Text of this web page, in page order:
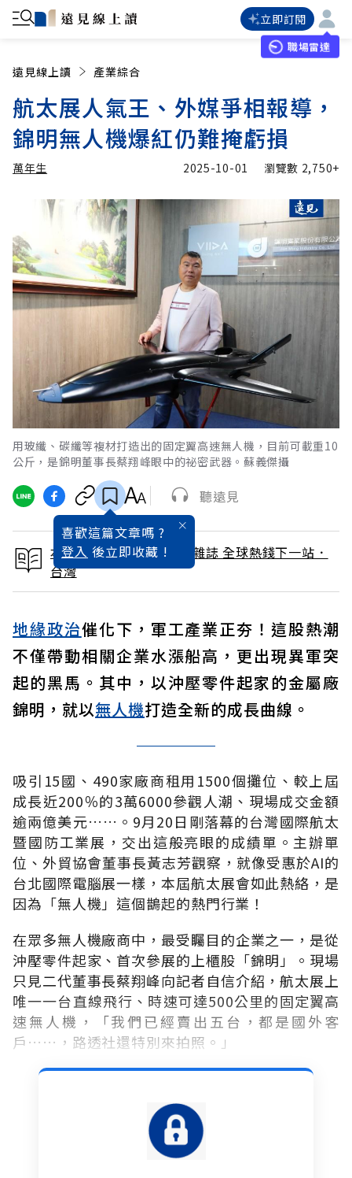
立即訂閱
職場雷達
遠見線上讀 產業綜合
航太展人氣王、外媒爭相報導，
錦明無人機爆紅仍難掩虧損
萬年生
萬年生 加入追蹤
2025-10-01 瀏覽數 2,750+
用玻纖、碳纖等複材打造出的固定翼高速無人機，目前可載重10
公斤，是錦明董事長蔡翔峰眼中的祕密武器。蘇義傑攝
喜歡這篇文章嗎 ?
登入 後立即收藏 !
聽遠見
本文出自 2025 / 10月號雜誌 全球熱錢下一站．
台灣
地緣政治催化下，軍工產業正夯！這股熱潮
不僅帶動相關企業水漲船高，更出現異軍突
起的黑馬。其中，以沖壓零件起家的金屬廠
錦明，就以無人機打造全新的成長曲線。
吸引15國、490家廠商租用1500個攤位、較上屆
成長近200％的3萬6000參觀人潮、現場成交金額
逾兩億美元……。9月20日剛落幕的台灣國際航太
暨國防工業展，交出這般亮眼的成績單。主辦單
位、外貿協會董事長黃志芳觀察，就像受惠於AI的
台北國際電腦展一樣，本屆航太展會如此熱絡，是
因為「無人機」這個鵲起的熱門行業！
在眾多無人機廠商中，最受矚目的企業之一，是從
沖壓零件起家、首次參展的上櫃股「錦明」。現場
只見二代董事長蔡翔峰向記者自信介紹，航太展上
唯一一台直線飛行、時速可達500公里的固定翼高
速無人機，「我們已經賣出五台，都是國外客
戶……，路透社還特別來拍照。」